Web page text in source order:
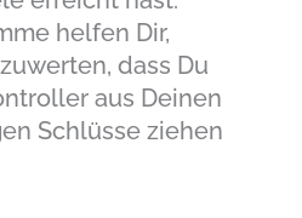
helfen Dir,
dass Du
aus Deinen
Schlüsse ziehen